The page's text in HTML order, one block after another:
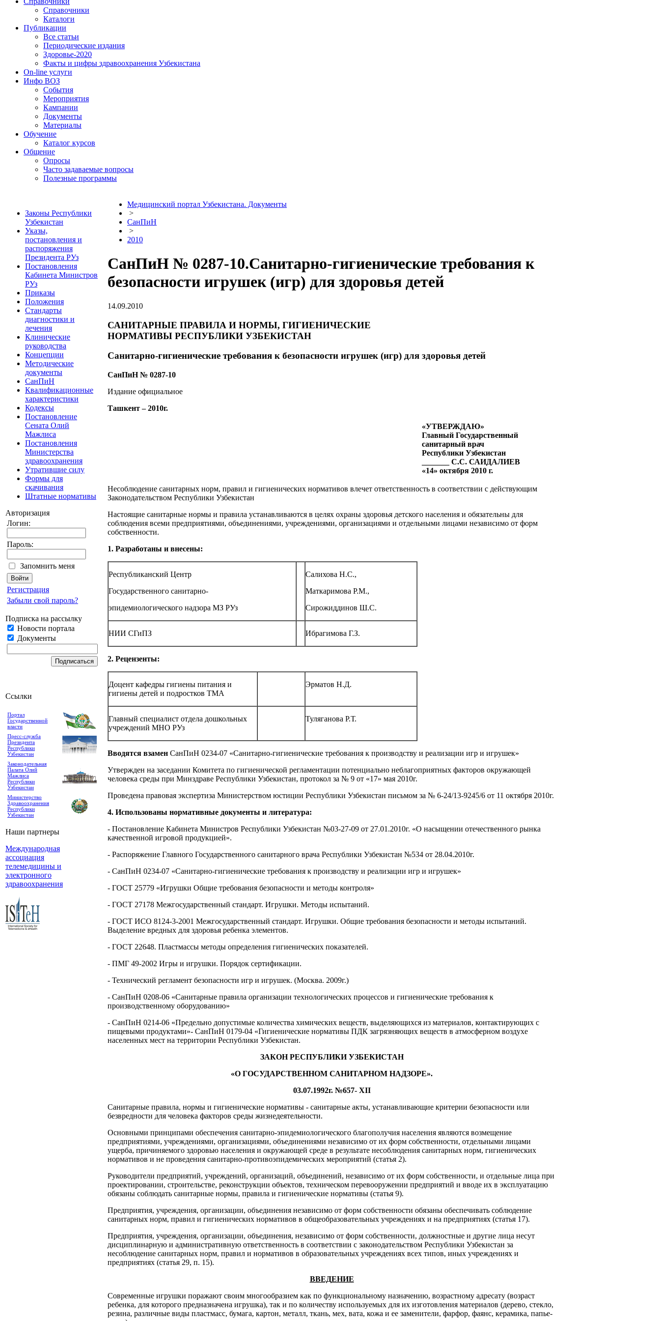
Справочники
Каталоги
Публикации
Все статьи
Периодические издания
Здоровье-2020
Факты и цифры здравоохранения Узбекистана
On-line услуги
Инфо ВОЗ
События
Мероприятия
Кампании
Документы
Материалы
Обучение
Каталог курсов
Общение
Опросы
Часто задаваемые вопросы
Полезные программы
Законы Республики
Узбекистан
Указы,
постановления и
распоряжения
Президента РУз
Постановления
Кабинета Министров
РУз
Приказы
Положения
Стандарты
диагностики и
лечения
Клинические
руководства
Концепции
Методические
документы
СанПиН
Квалификационные
характеристики
Кодексы
Постановление
Сената Олий
Мажлиса
Постановления
Министерства
здравоохранения
Утратившие силу
Формы для
скачивания
Штатные нормативы
Авторизация
Логин:
Пароль:
Запомнить меня
Регистрация
Забыли свой пароль?
Подписка на рассылку
Новости портала
Документы
Ссылки
Портал
Государственной
власти
Пресс-служба
Президента
Республики
Узбекистан
Законодательная
Палата Олий
Мажлиса
Республики
Узбекистан
Министерство
Здравоохранения
Республики
Узбекистан
Наши партнеры
Международная
ассоциация
телемедицины и
электронного
здравоохранения
Медицинский портал Узбекистана. Документы
>
СанПиН
>
2010
СанПиН № 0287-10.Санитарно-гигиенические требования к
безопасности игрушек (игр) для здоровья детей
14.09.2010
САНИТАРНЫЕ ПРАВИЛА И НОРМЫ, ГИГИЕНИЧЕСКИЕ
НОРМАТИВЫ РЕСПУБЛИКИ УЗБЕКИСТАН
Санитарно-гигиенические требования к безопасности игрушек (игр) для здоровья детей
СанПиН № 0287-10
Издание официальное
Ташкент – 2010г.
«УТВЕРЖДАЮ»
Главный Государственный
санитарный врач
Республики Узбекистан
_______ С.С. САИДАЛИЕВ
«14» октября 2010 г.
Несоблюдение санитарных норм, правил и гигиенических нормативов влечет ответственность в соответствии с действующим
Законодательством Республики Узбекистан
Настоящие санитарные нормы и правила устанавливаются в целях охраны здоровья детского населения и обязательны для
соблюдения всеми предприятиями, объединениями, учреждениями, организациями и отдельными лицами независимо от форм
собственности.
1. Разработаны и внесены:
Республиканский Центр
Государственного санитарно-
эпидемиологического надзора МЗ РУз
Салихова Н.С.,
Маткаримова Р.М.,
Сирожиддинов Ш.С.
НИИ СГиПЗ Ибрагимова Г.З.
2. Рецензенты:
Доцент кафедры гигиены питания и
гигиены детей и подростков ТМА
Эрматов Н.Д.
Главный специалист отдела дошкольных
учреждений МНО РУз
Туляганова Р.Т.
Вводятся взамен СанПиН 0234-07 «Санитарно-гигиенические требования к производству и реализации игр и игрушек»
Утвержден на заседании Комитета по гигиенической регламентации потенциально неблагоприятных факторов окружающей
человека среды при Минздраве Республики Узбекистан, протокол за № 9 от «17» мая 2010г.
Проведена правовая экспертиза Министерством юстиции Республики Узбекистан письмом за № 6-24/13-9245/6 от 11 октября 2010г.
4. Использованы нормативные документы и литература:
- Постановление Кабинета Министров Республики Узбекистан №03-27-09 от 27.01.2010г. «О насыщении отечественного рынка
качественной игровой продукцией».
- Распоряжение Главного Государственного санитарного врача Республики Узбекистан №534 от 28.04.2010г.
- СанПиН 0234-07 «Санитарно-гигиенические требования к производству и реализации игр и игрушек»
- ГОСТ 25779 «Игрушки Общие требования безопасности и методы контроля»
- ГОСТ 27178 Межгосударственный стандарт. Игрушки. Методы испытаний.
- ГОСТ ИСО 8124-3-2001 Межгосударственный стандарт. Игрушки. Общие требования безопасности и методы испытаний.
Выделение вредных для здоровья ребенка элементов.
- ГОСТ 22648. Пластмассы методы определения гигиенических показателей.
- ПМГ 49-2002 Игры и игрушки. Порядок сертификации.
- Технический регламент безопасности игр и игрушек. (Москва. 2009г.)
- СанПиН 0208-06 «Санитарные правила организации технологических процессов и гигиенические требования к
производственному оборудованию»
- СанПиН 0214-06 «Предельно допустимые количества химических веществ, выделяющихся из материалов, контактирующих с
пищевыми продуктами»- СанПиН 0179-04 «Гигиенические нормативы ПДК загрязняющих веществ в атмосферном воздухе
населенных мест на территории Республики Узбекистан.
ЗАКОН РЕСПУБЛИКИ УЗБЕКИСТАН
«О ГОСУДАРСТВЕННОМ САНИТАРНОМ НАДЗОРЕ».
03.07.1992г. №657- XII
Санитарные правила, нормы и гигиенические нормативы - санитарные акты, устанавливающие критерии безопасности или
безвредности для человека факторов среды жизнедеятельности.
Основными принципами обеспечения санитарно-эпидемиологического благополучия населения являются возмещение
предприятиями, учреждениями, организациями, объединениями независимо от их форм собственности, отдельными лицами
ущерба, причиняемого здоровью населения и окружающей среде в результате несоблюдения санитарных норм, гигиенических
нормативов и не проведения санитарно-противоэпидемических мероприятий (статья 2).
Руководители предприятий, учреждений, организаций, объединений, независимо от их форм собственности, и отдельные лица при
проектировании, строительстве, реконструкции объектов, техническом перевооружении предприятий и вводе их в эксплуатацию
обязаны соблюдать санитарные нормы, правила и гигиенические нормативы (статья 9).
Предприятия, учреждения, организации, объединения независимо от форм собственности обязаны обеспечивать соблюдение
санитарных норм, правил и гигиенических нормативов в общеобразовательных учреждениях и на предприятиях (статья 17).
Предприятия, учреждения, организации, объединения, независимо от форм собственности, должностные и другие лица несут
дисциплинарную и административную ответственность в соответствии с законодательством Республики Узбекистан за
несоблюдение санитарных норм, правил и нормативов в образовательных учреждениях всех типов, иных учреждениях и
предприятиях (статья 29, п. 15).
ВВЕДЕНИЕ
Современные игрушки поражают своим многообразием как по функциональному назначению, возрастному адресату (возраст
ребенка, для которого предназначена игрушка), так и по количеству используемых для их изготовления материалов (дерево, стекло,
резина, различные виды пластмасс, бумага, картон, металл, ткань, мех, вата, кожа и ее заменители, фарфор, фаянс, керамика, папье-